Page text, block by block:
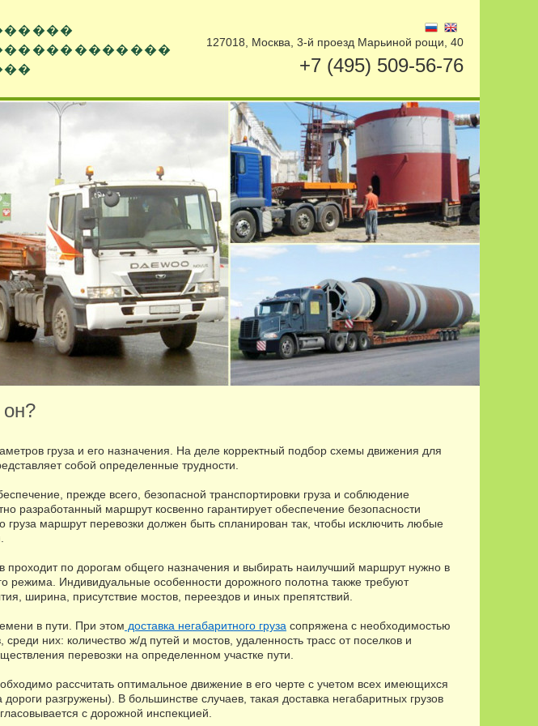
127018, Москва, 3-й проезд Марьиной рощи, 40
+7 (495) 509-56-76
груза и его назначения. На деле корректный подбор схемы движения для
собой определенные трудности.
прежде всего, безопасной транспортировки груза и соблюдение
разработанный маршрут косвенно гарантирует обеспечение безопасности
груза маршрут перевозки должен быть спланирован так, чтобы исключить любые
проходит по дорогам общего назначения и выбирать наилучший маршрут нужно в
режима. Индивидуальные особенности дорожного полотна также требуют
ширина, присутствие мостов, переездов и иных препятствий.
в пути. При этом доставка негабаритного груза сопряжена с необходимостью
них: количество ж/д путей и мостов, удаленность трасс от поселков и
перевозки на определенном участке пути.
рассчитать оптимальное движение в его черте с учетом всех имеющихся
разгружены). В большинстве случаев, такая доставка негабаритных грузов
с дорожной инспекцией.